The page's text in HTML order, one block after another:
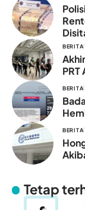
BERITA
PRT
BERITA
BERITA
Tetap